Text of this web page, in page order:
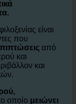
είναι
που
και
και